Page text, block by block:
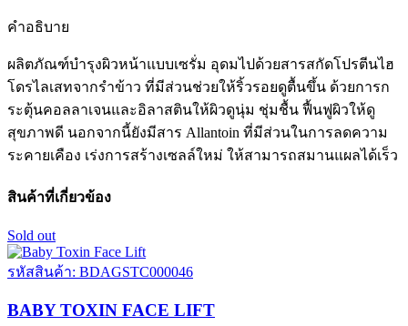
คำอธิบาย
ผลิตภัณฑ์บำรุงผิวหน้าแบบเซรั่ม อุดมไปด้วยสารสกัดโปรตีนไฮ
โดรไลเสทจากรำข้าว ที่มีส่วนช่วยให้ริ้วรอยดูตื้นขึ้น ด้วยการก
ระตุ้นคอลลาเจนและอิลาสตินให้ผิวดูนุ่ม ชุ่มชื้น ฟื้นฟูผิวให้ดู
สุขภาพดี นอกจากนี้ยังมีสาร Allantoin ที่มีส่วนในการลดความ
ระคายเคือง เร่งการสร้างเซลล์ใหม่ ให้สามารถสมานแผลได้เร็ว
สินค้าที่เกี่ยวข้อง
Sold out
รหัสสินค้า: BDAGSTC000046
BABY TOXIN FACE LIFT